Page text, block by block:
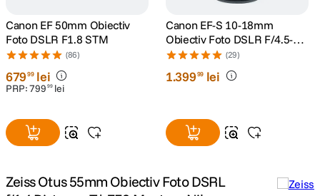
9 dji osmo
10 . insta 360
Canon EF 50mm Obiectiv
Foto DSLR F1.8 STM
(86)
67999 lei
PRP:799 99 lei
Canon EF-S 10-18mm
Obiectiv Foto DSLR F/4.5-5.6
IS STM
(29)
1.39999 lei
Zeiss Otus 55mm Obiectiv Foto DSRL